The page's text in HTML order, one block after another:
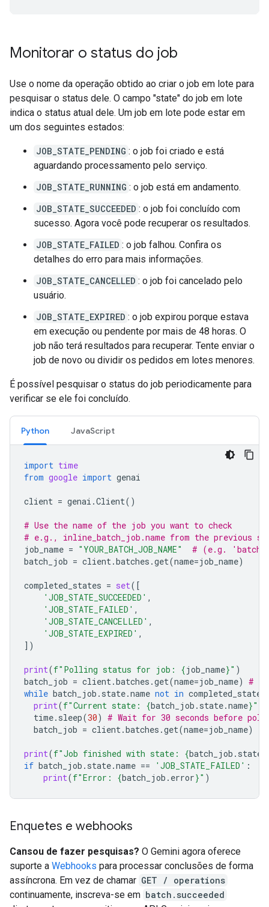
Monitorar o status do job
Use o nome da operação obtido ao criar o job em lote para
pesquisar o status dele. O campo "state" do job em lote
indica o status atual dele. Um job em lote pode estar em
um dos seguintes estados:
JOB_STATE_PENDING : o job foi criado e está
aguardando processamento pelo serviço.
JOB_STATE_RUNNING : o job está em andamento.
JOB_STATE_SUCCEEDED : o job foi concluído com
sucesso. Agora você pode recuperar os resultados.
JOB_STATE_FAILED : o job falhou. Confira os
detalhes do erro para mais informações.
JOB_STATE_CANCELLED : o job foi cancelado pelo
usuário.
JOB_STATE_EXPIRED : o job expirou porque estava
em execução ou pendente por mais de 48 horas. O
job não terá resultados para recuperar. Tente enviar o
job de novo ou dividir os pedidos em lotes menores.
É possível pesquisar o status do job periodicamente para
verificar se ele foi concluído.
Python JavaScript
import time
from google import genai
client = genai .Client()
# Use the name of the job you want to check
# e.g., inline_batch_job.name from the previous
job_name = "YOUR_BATCH_JOB_NAME"
# (e.g.
batch_job = client.batches .get(name=job_name)
completed_states = set([
'JOB_STATE_SUCCEEDED' ,
'JOB_STATE_FAILED' ,
'JOB_STATE_CANCELLED' ,
'JOB_STATE_EXPIRED' ,
])
print(f"Polling status for job: {job_name}" )
batch_job = client.batches .get(name=job_name) #
while batch_job . state.name not in completed_states
print(f"Current state: {batch_job . state.name}"
time. sleep(30) # Wait for 30 seconds before
batch_job = client.batches .get(name=job_name)
print(f"Job finished with state: {batch_job . state
if batch_job . state.name == 'JOB_STATE_FAILED' :
print(f"Error: {batch_job . error}" )
Enquetes e webhooks
Cansou de fazer pesquisas? O Gemini agora oferece
suporte a Webhooks para processar conclusões de forma
assíncrona. Em vez de chamar GET / operations
continuamente, inscreva-se em batch.succeeded